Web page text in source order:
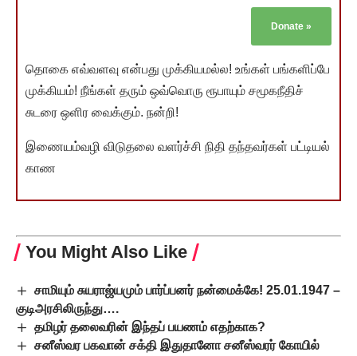
Donate »
தொகை எவ்வளவு என்பது முக்கியமல்ல! உங்கள் பங்களிப்பே
முக்கியம்! நீங்கள் தரும் ஒவ்வொரு ரூபாயும் சமூகநீதிச்
சுடரை ஒளிர வைக்கும். நன்றி!
இணையம்வழி விடுதலை வளர்ச்சி நிதி தந்தவர்கள் பட்டியல்
காண
You Might Also Like
சாமியும் சுயராஜ்யமும் பார்ப்பனர் நன்மைக்கே! 25.01.1947 –
குடிஅரசிலிருந்து….
தமிழர் தலைவரின் இந்தப் பயணம் எதற்காக?
சனீஸ்வர பகவான் சக்தி இதுதானோ சனீஸ்வரர் கோயில்